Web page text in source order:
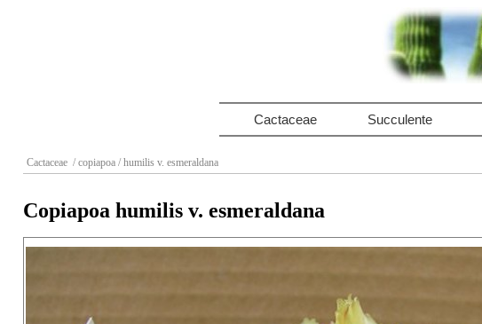
Cactaceae Succulente
Cactaceae / copiapoa / humilis v. esmeraldana
Copiapoa humilis v. esmeraldana